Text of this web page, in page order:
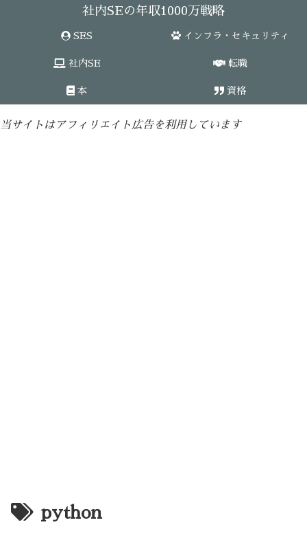
社内SEの年収1000万戦略
SES インフラ・セキュリティ
社内SE 転職
本 資格
当サイトはアフィリエイト広告を利用しています
python